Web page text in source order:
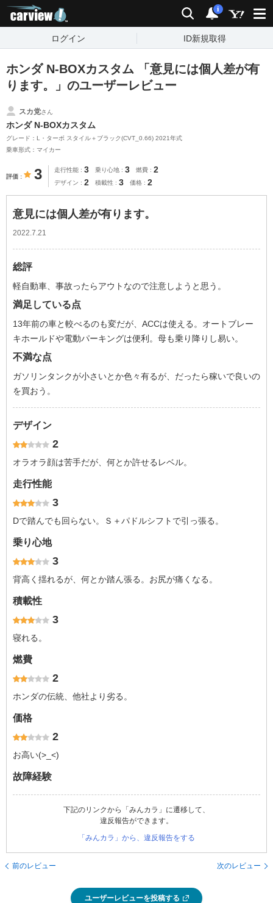
検索 通知
i
ログイン ID新規取得
ホンダ N-BOXカスタム 「意見には個人差が有
ります。」のユーザーレビュー
スカ党さん
ホンダ N-BOXカスタム
グレード：L・ターボ スタイル＋ブラック(CVT_0.66) 2021年式
乗車形式：マイカー
評価 3 走行性能 3 乗り心地 3 燃費 2
デザイン 2 積載性 3 価格 2
意見には個人差が有ります。
2022.7.21
総評
軽自動車、事故ったらアウトなので注意しようと思う。
満足している点
13年前の車と較べるのも変だが、ACCは使える。オートブレー
キホールドや電動パーキングは便利。母も乗り降りし易い。
不満な点
ガソリンタンクが小さいとか色々有るが、だったら稼いで良いの
を買おう。
デザイン
2
オラオラ顔は苦手だが、何とか許せるレベル。
走行性能
3
Dで踏んでも回らない。Ｓ＋パドルシフトで引っ張る。
乗り心地
3
背高く揺れるが、何とか踏ん張る。お尻が痛くなる。
積載性
3
寝れる。
燃費
2
ホンダの伝統、他社より劣る。
価格
2
お高い(>_<)
故障経験
下記のリンクから「みんカラ」に遷移して、
違反報告ができます。
「みんカラ」から、違反報告をする
前のレビュー 次のレビュー
ユーザーレビューを投稿する